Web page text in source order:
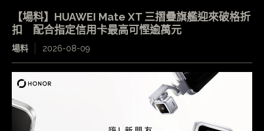
【場料】HUAWEI Mate XT 三摺疊旗艦迎來破格折
扣 配合指定信用卡最高可慳逾萬元
場料 2026-08-09